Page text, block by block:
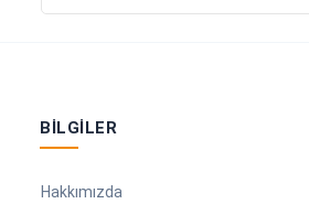
BILGILER
Hakkımızda